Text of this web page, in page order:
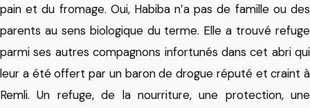
pain et du fromage. Oui, Habiba n’a pas de famille ou des
parents au sens biologique du terme. Elle a trouvé refuge
parmi ses autres compagnons infortunés dans cet abri qui
leur a été offert par un baron de drogue réputé et craint à
Remli. Un refuge, de la nourriture, une protection, une